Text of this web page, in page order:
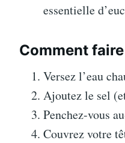
essentielle
Comment
Versez l’eau
Ajoutez le sel
Penchez-vous
Couvrez votre